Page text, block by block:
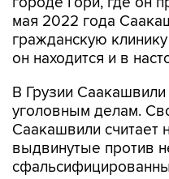
мая 2022 года
гражданскую
он находится и в
В Грузии
уголовным делам.
Саакашвили считает
выдвинутые против